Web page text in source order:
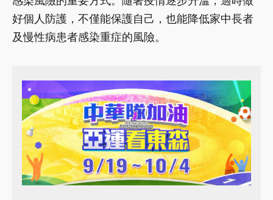
好個人防護，不僅能保護自己，也能降低家中長者
及慢性病患者感染重症的風險。